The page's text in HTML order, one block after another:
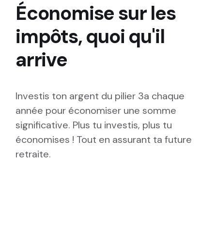
Économise sur les
impôts, quoi qu'il
arrive
Investis ton argent du pilier 3a chaque
année pour économiser une somme
significative. Plus tu investis, plus tu
économises ! Tout en assurant ta future
retraite.